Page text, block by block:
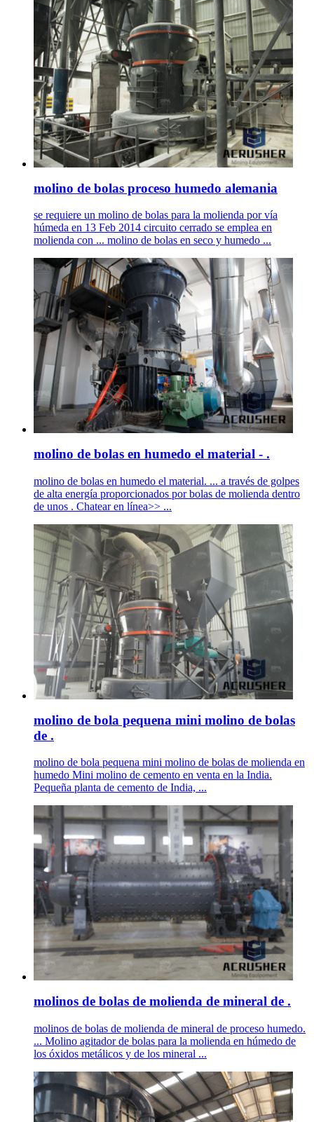
molino de bolas proceso humedo alemania
se requiere un molino de bolas para la molienda por vía
húmeda en 13 Feb 2014 circuito cerrado se emplea en
molienda con ... molino de bolas en seco y humedo ...
molino de bolas en humedo el material - .
molino de bolas en humedo el material. ... a través de golpes
de alta energía proporcionados por bolas de molienda dentro
de unos . Chatear en línea>> ...
molino de bola pequena mini molino de bolas
de .
molino de bola pequena mini molino de bolas de molienda en
humedo Mini molino de cemento en venta en la India.
Pequeña planta de cemento de India, ...
molinos de bolas de molienda de mineral de .
molinos de bolas de molienda de mineral de proceso humedo.
... Molino agitador de bolas para la molienda en húmedo de
los óxidos metálicos y de los mineral ...